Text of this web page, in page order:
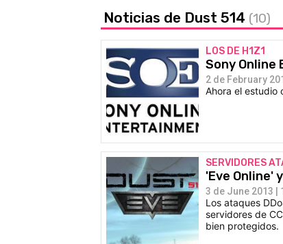
Noticias de Dust 514 (10)
LOS DE H1Z1
Sony Online
2 de February
Ahora el estudio
SERVIDORES
'Eve Online'
3 de June 2013 |
Los ataques
servidores de
bien protegidos.